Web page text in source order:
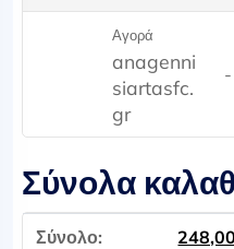
Αγορά
anagenni
siartasfc.
gr
-
Σύνολα